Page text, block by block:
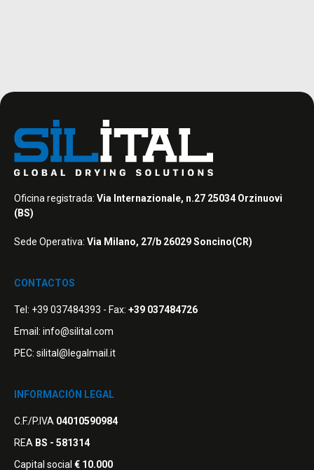
Oficina registrada: Via Internazionale, n.27 25034 Orzinuovi
(BS)
Sede Operativa: Via Milano, 27/b 26029 Soncino(CR)
CONTACTOS
Tel: +39 037484393 - Fax: +39 037484726
Email: info@silital.com
PEC: silital@legalmail.it
INFORMACIÓN LEGAL
C.F./P.IVA 04010590984
REA BS - 581314
Capital social € 10.000